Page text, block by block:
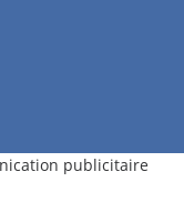
publicitaire